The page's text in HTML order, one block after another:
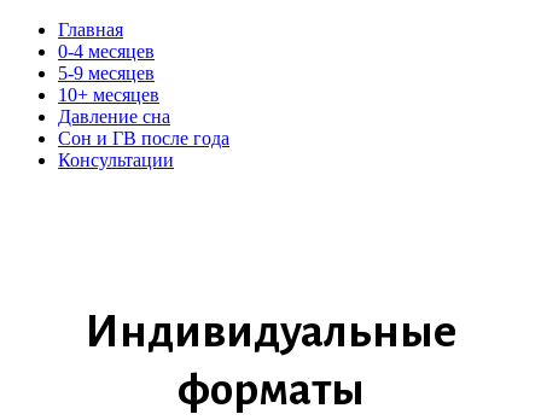
Главная
0-4 месяцев
5-9 месяцев
10+ месяцев
Давление сна
Сон и ГВ после года
Консультации
Индивидуальные
форматы